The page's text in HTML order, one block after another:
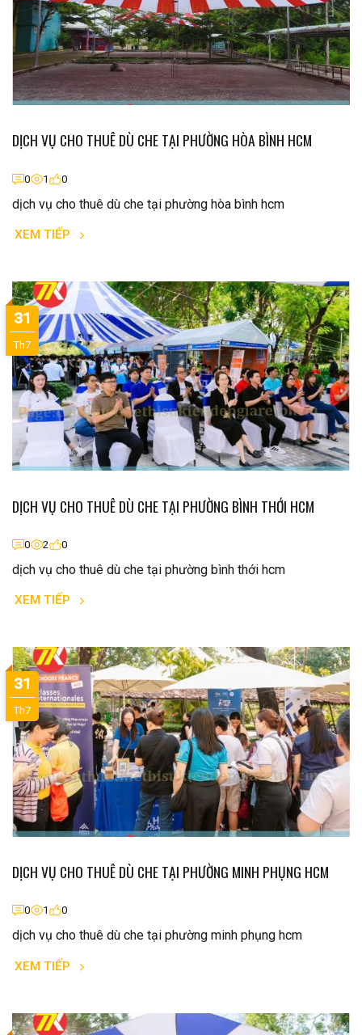
DỊCH VỤ CHO THUÊ DÙ CHE TẠI PHƯỜNG HÒA BÌNH HCM
0 1 0
dịch vụ cho thuê dù che tại phường hòa bình hcm
XEM TIẾP
DỊCH VỤ CHO THUÊ DÙ CHE TẠI PHƯỜNG BÌNH THỚI HCM
0 2 0
dịch vụ cho thuê dù che tại phường bình thới hcm
XEM TIẾP
31
Th7
DỊCH VỤ CHO THUÊ DÙ CHE TẠI PHƯỜNG MINH PHỤNG HCM
0 1 0
dịch vụ cho thuê dù che tại phường minh phụng hcm
XEM TIẾP
31
Th7